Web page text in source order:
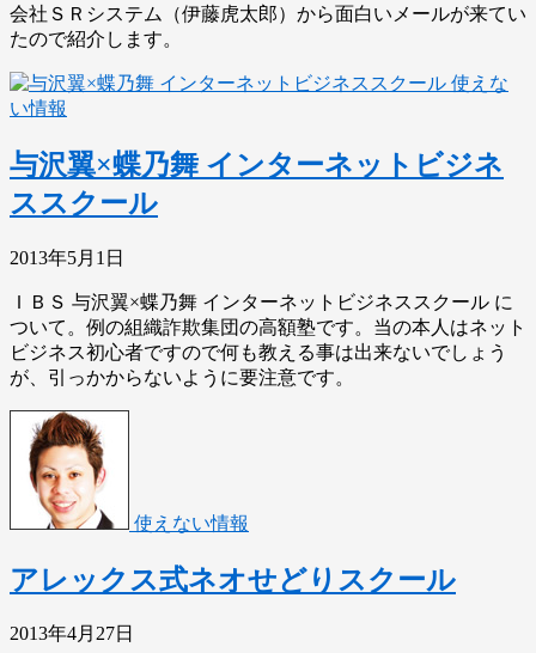
会社ＳＲシステム（伊藤虎太郎）から面白いメールが来てい
たので紹介します。
使えな
い情報
与沢翼×蝶乃舞 インターネットビジネ
ススクール
2013年5月1日
ＩＢＳ 与沢翼×蝶乃舞 インターネットビジネススクール に
ついて。例の組織詐欺集団の高額塾です。当の本人はネット
ビジネス初心者ですので何も教える事は出来ないでしょう
が、引っかからないように要注意です。
使えない情報
アレックス式ネオせどりスクール
2013年4月27日